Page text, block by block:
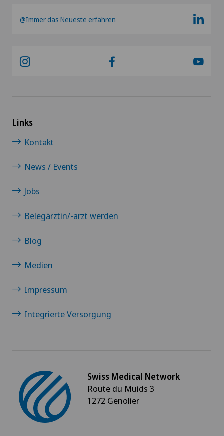
@Immer das Neueste erfahren
Links
Kontakt
News / Events
Jobs
Belegärztin/-arzt werden
Blog
Medien
Impressum
Integrierte Versorgung
Swiss Medical Network
Route du Muids 3
1272 Genolier